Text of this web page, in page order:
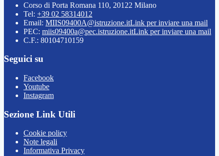
Corso di Porta Romana 110, 20122 Milano
Tel: +39 02 58314012
Email: MIIS09400A@istruzione.itLink per inviare una mail
PEC: miis09400a@pec.istruzione.itLink per inviare una mail
C.F.: 80104710159
Seguici su
Facebook
Youtube
Instagram
Sezione Link Utili
Cookie policy
Note legali
Informativa Privacy